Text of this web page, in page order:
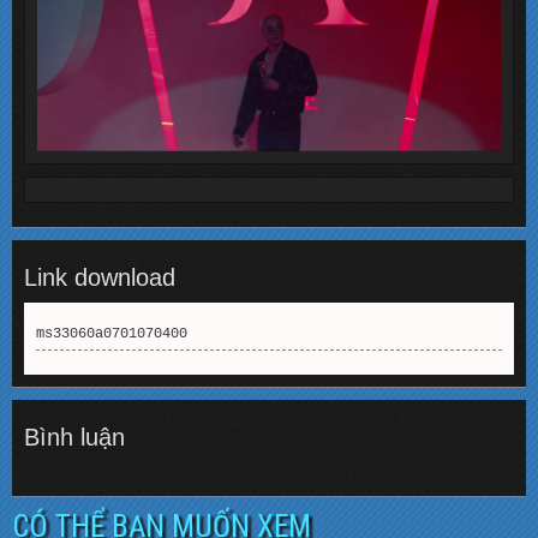
Link download
ms33060a0701070400
Bình luận
CÓ THỂ BẠN MUỐN XEM